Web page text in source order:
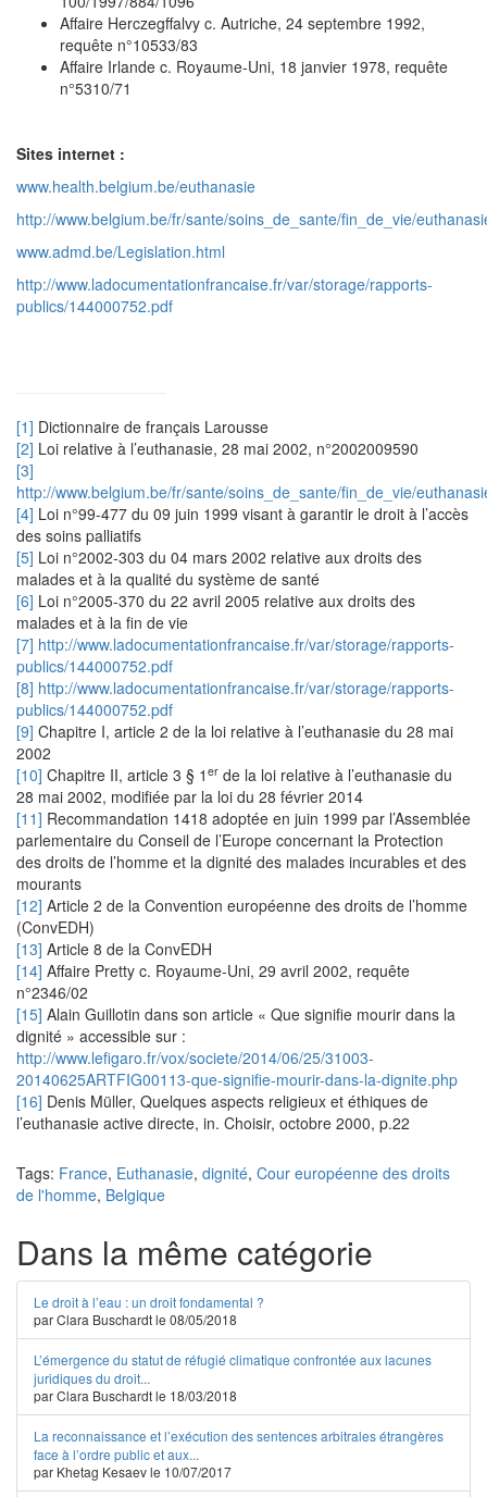
Affaire Herczegffalvy c. Autriche, 24 septembre 1992,
requête n°10533/83
Affaire Irlande c. Royaume-Uni, 18 janvier 1978, requête
n°5310/71
Sites internet :
www.health.belgium.be/euthanasie
http://www.belgium.be/fr/sante/soins_de_sante/fin_de_vie/
www.admd.be/Legislation.html
http://www.ladocumentationfrancaise.fr/var/storage/rapports-
publics/144000752.pdf
[1] Dictionnaire de français Larousse
[2] Loi relative à l’euthanasie, 28 mai 2002, n°2002009590
[3]
http://www.belgium.be/fr/sante/soins_de_sante/fin_de_vie/
[4] Loi n°99-477 du 09 juin 1999 visant à garantir le droit à l’accès
des soins palliatifs
[5] Loi n°2002-303 du 04 mars 2002 relative aux droits des
malades et à la qualité du système de santé
[6] Loi n°2005-370 du 22 avril 2005 relative aux droits des
malades et à la fin de vie
[7] http://www.ladocumentationfrancaise.fr/var/storage/rapports-
publics/144000752.pdf
[8] http://www.ladocumentationfrancaise.fr/var/storage/rapports-
publics/144000752.pdf
[9] Chapitre I, article 2 de la loi relative à l’euthanasie du 28 mai
2002
[10] Chapitre II, article 3 § 1 er de la loi relative à l’euthanasie du
28 mai 2002, modifiée par la loi du 28 février 2014
[11] Recommandation 1418 adoptée en juin 1999 par l’Assemblée
parlementaire du Conseil de l’Europe concernant la Protection
des droits de l’homme et la dignité des malades incurables et des
mourants
[12] Article 2 de la Convention européenne des droits de l’homme
(ConvEDH)
[13] Article 8 de la ConvEDH
[14] Affaire Pretty c. Royaume-Uni, 29 avril 2002, requête
n°2346/02
[15] Alain Guillotin dans son article « Que signifie mourir dans la
dignité » accessible sur :
http://www.lefigaro.fr/vox/societe/2014/06/25/31003-
20140625ARTFIG00113-que-signifie-mourir-dans-la-dignite.php
[16] Denis Müller, Quelques aspects religieux et éthiques de
l’euthanasie active directe, in. Choisir, octobre 2000, p.22
Tags: France, Euthanasie, dignité, Cour européenne des droits
de l'homme, Belgique
Dans la même catégorie
Le droit à l’eau : un droit fondamental ?
par Clara Buschardt le 08/05/2018
L’émergence du statut de réfugié climatique confrontée aux lacunes
juridiques du droit...
par Clara Buschardt le 18/03/2018
La reconnaissance et l’exécution des sentences arbitrales étrangères
face à l’ordre public et aux...
par Khetag Kesaev le 10/07/2017